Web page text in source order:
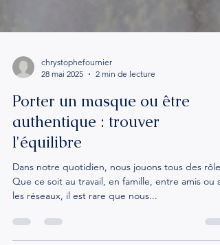
28 mai 2025
2 min de lecture
Porter un masque ou être
authentique : trouver
l'équilibre
Dans notre quotidien, nous jouons tous des
les réseaux, il est rare que nous...